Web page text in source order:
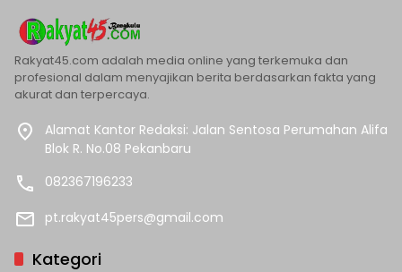
Rakyat45.com adalah media online yang terkemuka dan
profesional dalam menyajikan berita berdasarkan fakta yang
akurat dan terpercaya.
Alamat Kantor Redaksi: Jalan Sentosa Perumahan Alifa
Blok R. No.08 Pekanbaru
082367196233
pt.rakyat45pers@gmail.com
Kategori